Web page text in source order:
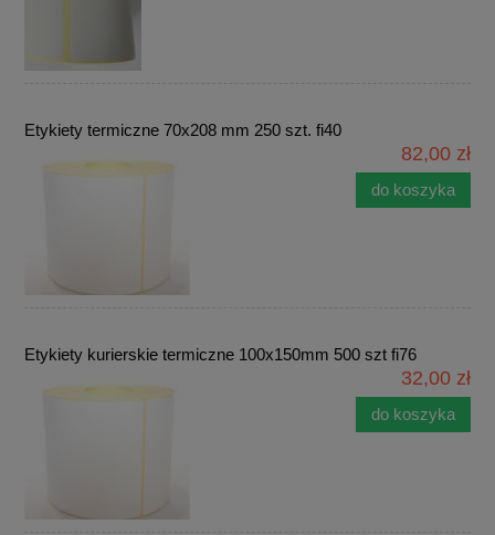
Etykiety termiczne 70x208 mm 250 szt. fi40
82,00 zł
do koszyka
Etykiety kurierskie termiczne 100x150mm 500 szt fi76
32,00 zł
do koszyka